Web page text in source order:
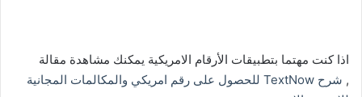
اذا كنت مهتما بتطبيقات الأرقام الامريكية يمكنك مشاهدة مقالة
,
شرح TextNow للحصول على رقم امريكي والمكالمات المجانية